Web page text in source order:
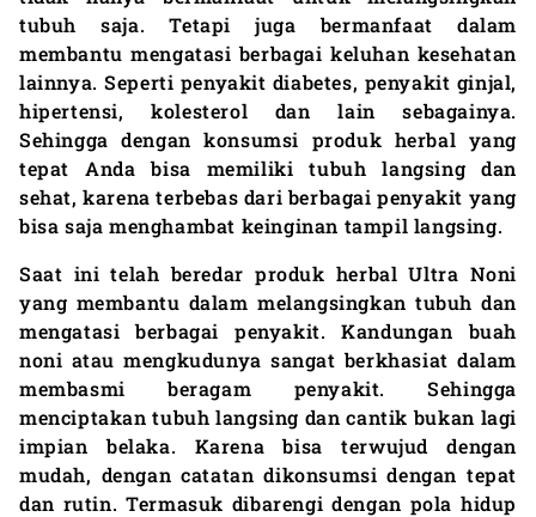
tubuh saja. Tetapi juga bermanfaat dalam
membantu mengatasi berbagai keluhan kesehatan
lainnya. Seperti penyakit diabetes, penyakit ginjal,
hipertensi, kolesterol dan lain sebagainya.
Sehingga dengan konsumsi produk herbal yang
tepat Anda bisa memiliki tubuh langsing dan
sehat, karena terbebas dari berbagai penyakit yang
bisa saja menghambat keinginan tampil langsing.
Saat ini telah beredar produk herbal Ultra Noni
yang membantu dalam melangsingkan tubuh dan
mengatasi berbagai penyakit. Kandungan buah
noni atau mengkudunya sangat berkhasiat dalam
membasmi beragam penyakit. Sehingga
menciptakan tubuh langsing dan cantik bukan lagi
impian belaka. Karena bisa terwujud dengan
mudah, dengan catatan dikonsumsi dengan tepat
dan rutin. Termasuk dibarengi dengan pola hidup